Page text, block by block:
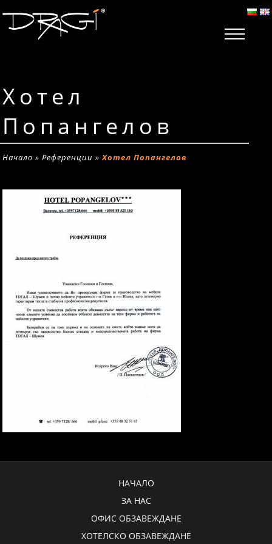
Хотел
Попангелов
Начало »Референции »Хотел Попангелов
НАЧАЛО
ЗА НАС
ОФИС ОБЗАВЕЖДАНЕ
ХОТЕЛСКО ОБЗАВЕЖДАНЕ